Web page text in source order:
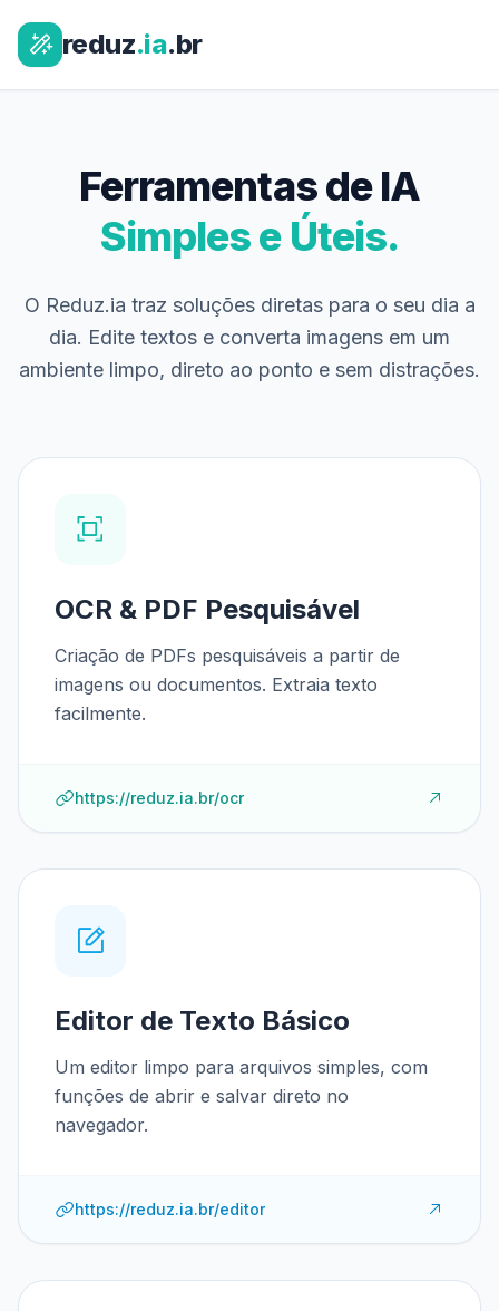
reduz.ia.br
Ferramentas de IA
Simples e Úteis.
O Reduz.ia traz soluções diretas para o seu dia a
dia. Edite textos e converta imagens em um
ambiente limpo, direto ao ponto e sem distrações.
OCR & PDF Pesquisável
Criação de PDFs pesquisáveis a partir de
imagens ou documentos. Extraia texto
facilmente.
https://reduz.ia.br/ocr
Editor de Texto Básico
Um editor limpo para arquivos simples, com
funções de abrir e salvar direto no
navegador.
https://reduz.ia.br/editor